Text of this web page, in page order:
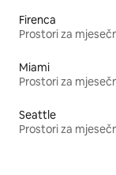
Firenca
Prostori za
Miami
Prostori za
Seattle
Prostori za